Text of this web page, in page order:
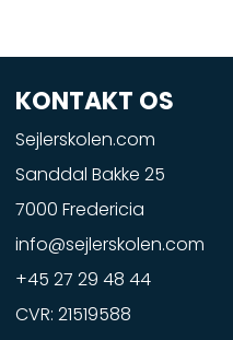
KONTAKT OS
Sejlerskolen.com
Sanddal Bakke 25
7000 Fredericia
info@sejlerskolen.com
+45 27 29 48 44
CVR: 21519588